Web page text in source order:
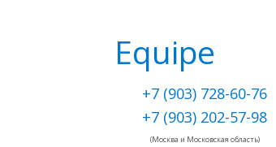
Equipe
+7 (903) 728-60-76
+7 (903) 202-57-98
(Москва и Московская область)